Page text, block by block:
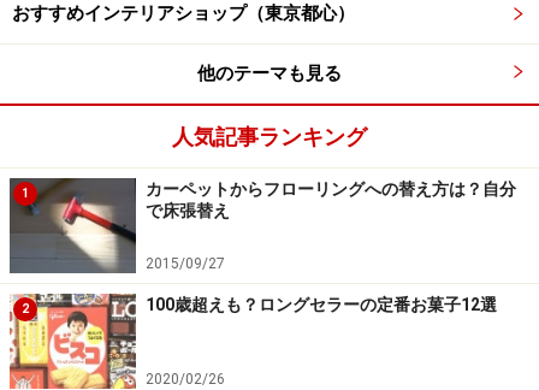
おすすめインテリアショップ（東京都心）
他のテーマも見る
人気記事ランキング
1
カーペットからフローリングへの替え方は？自分
で床張替え
2015/09/27
2 100歳超えも？ロングセラーの定番お菓子12選
2020/02/26